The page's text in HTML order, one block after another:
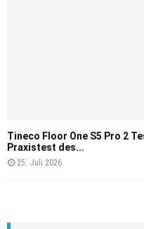
Tineco Floor One S5 Pro 2
Praxistest des...
25. Juli 2026